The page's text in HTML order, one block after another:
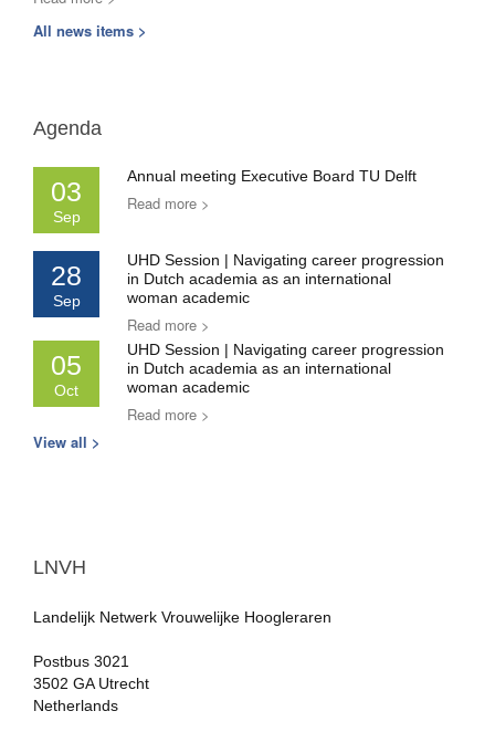
All news items >
Agenda
03
Sep
Annual meeting Executive Board TU Delft
Read more >
28
Sep
UHD Session | Navigating career progression
in Dutch academia as an international
woman academic
Read more >
05
Oct
UHD Session | Navigating career progression
in Dutch academia as an international
woman academic
Read more >
View all >
LNVH
Landelijk Netwerk Vrouwelijke Hoogleraren
Postbus 3021
3502 GA Utrecht
Netherlands